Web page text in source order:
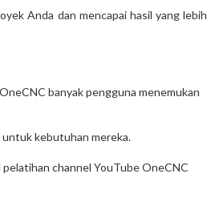
Anda dan mencapai hasil yang lebih
banyak pengguna menemukan
kebutuhan mereka.
channel YouTube OneCNC